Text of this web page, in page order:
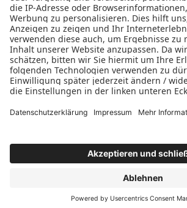
Donnerstag: 07:30–17:00 Uhr
Freitag: 07:30–12:30 Uhr
Tischlerei Michael Varnhagen ©